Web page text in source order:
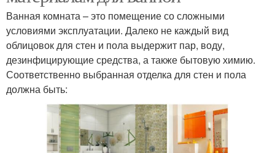
Ванная комната – это помещение со сложными
условиями эксплуатации. Далеко не каждый вид
облицовок для стен и пола выдержит пар, воду,
дезинфицирующие средства, а также бытовую химию.
Соответственно выбранная отделка для стен и пола
должна быть: